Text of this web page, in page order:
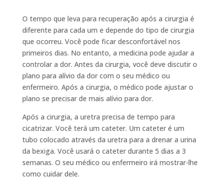
O tempo que leva para recuperação após a cirurgia é
diferente para cada um e depende do tipo de cirurgia
que ocorreu. Você pode ficar desconfortável nos
primeiros dias. No entanto, a medicina pode ajudar a
controlar a dor. Antes da cirurgia, você deve discutir o
plano para alívio da dor com o seu médico ou
enfermeiro. Após a cirurgia, o médico pode ajustar o
plano se precisar de mais alívio para dor.
Após a cirurgia, a uretra precisa de tempo para
cicatrizar. Você terá um cateter. Um cateter é um
tubo colocado através da uretra para a drenar a urina
da bexiga. Você usará o cateter durante 5 dias a 3
semanas. O seu médico ou enfermeiro irá mostrar-lhe
como cuidar dele.